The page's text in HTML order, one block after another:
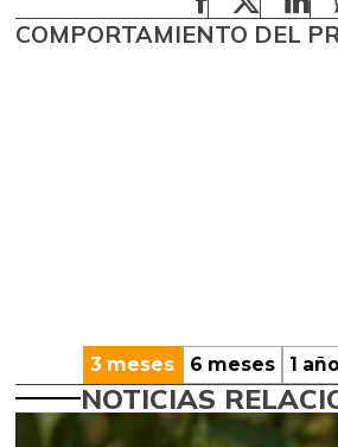
COMPORTAMIENTO DEL
3 meses 6 meses 1 año
NOTICIAS